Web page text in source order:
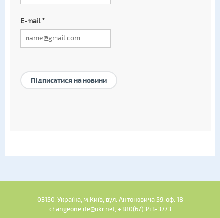
E-mail*
Підписатися на новини
03150, Україна, м.Київ, вул. Антоновича 59, оф. 18
changeonelife@ukr.net, +380(67)343-3773